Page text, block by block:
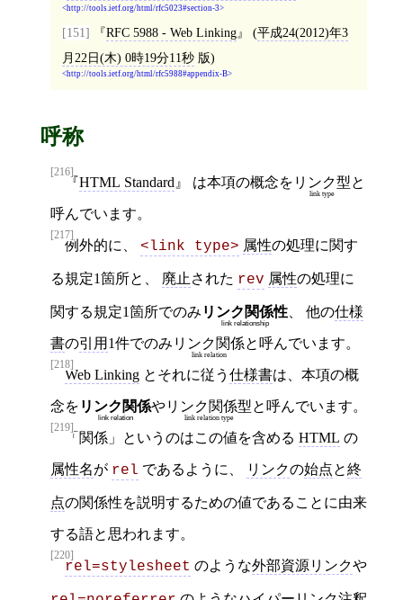
http://tools.ietf.org/html/rfc5023#section-3
[151] RFC 5988 - Web Linking (平成24(2012)年3
月22日(木) 0時19分11秒版)
http://tools.ietf.org/html/rfc5988#appendix-B
呼称
[216]
HTML Standard は本項の概念を リンク型
link type
と
呼んでいます。
[217]
例外的に、 <link type> 属性の処理に関す
る規定1箇所と、 廃止 された rev 属性の処理に
関する規定1箇所でのみ リンク関係性
link relationship
、 他の仕様
書の引用 1件でのみ リンク関係
link relation
と呼んでいます。
[218]
Web Linking とそれに従う 仕様書は、本項の概
念を リンク関係
link relation
やリンク関係型
link relation type
と呼んでいます。
[219]
「関係」というのはこの値を含める HTML の
属性名が rel であるように、 リンクの始点と終
点の関係性を説明するための値であることに由来
する語と思われます。
[220]
rel=stylesheet のような外部資源リンクや